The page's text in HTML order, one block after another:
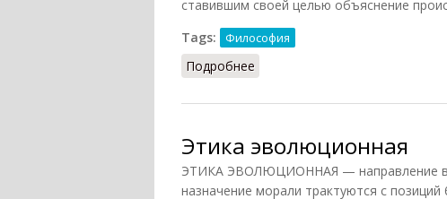
ставившим своей целью объяснение
Tags:
Философия
Подробнее
Этика эволюционная
ЭТИКА ЭВОЛЮЦИОННАЯ — направление в
назначение морали трактуются с